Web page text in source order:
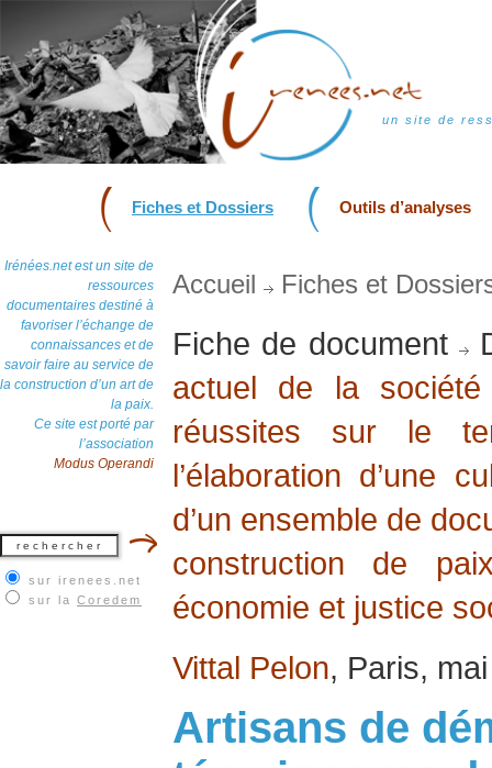
un site de
Fiches et Dossiers Outils d’analyses
Irénées.net est un site de
ressources
documentaires destiné à
favoriser l’échange de
connaissances et de
savoir faire au service de
la construction d’un art de
la paix.
Ce site est porté par
l’association
Modus Operandi
sur irenees.net
sur la Coredem
Accueil Fiches et
Fiche de document
actuel de la
réussites sur le
l’élaboration d’une
d’un ensemble de
construction de
économie et justice
Vittal Pelon, Paris,
Artisans de